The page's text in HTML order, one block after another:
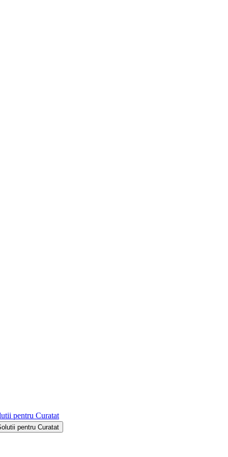
pentru Curatat
pentru Curatat